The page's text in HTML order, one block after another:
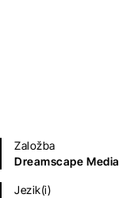
Založba
Dreamscape Media
Jezik(i)